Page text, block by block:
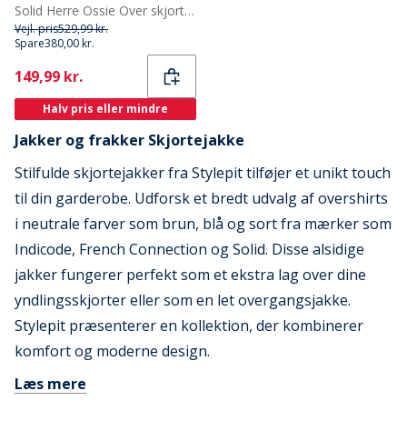
Solid Herre Ossie Over skjorte Insignia Blue
Vejl. pris529,99 kr.
Spare380,00 kr.
Current
149,99 kr.
Halv pris eller mindre
Jakker og frakker Skjortejakke
Stilfulde skjortejakker fra Stylepit tilføjer et unikt touch
til din garderobe. Udforsk et bredt udvalg af overshirts
i neutrale farver som brun, blå og sort fra mærker som
Indicode, French Connection og Solid. Disse alsidige
jakker fungerer perfekt som et ekstra lag over dine
yndlingsskjorter eller som en let overgangsjakke.
Stylepit præsenterer en kollektion, der kombinerer
komfort og moderne design.
Læs mere